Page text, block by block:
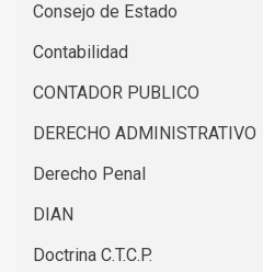
Consejo de Estado
Contabilidad
CONTADOR PUBLICO
DERECHO ADMINISTRATIVO
Derecho Penal
DIAN
Doctrina C.T.C.P.